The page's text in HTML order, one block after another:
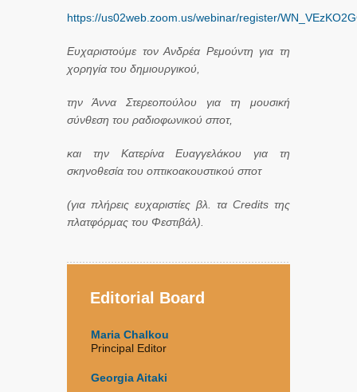
https://us02web.zoom.us/webinar/register/
Ευχαριστούμε τον Ανδρέα Ρεμούντη για τη
χορηγία του δημιουργικού,
την Άννα Στερεοπούλου για τη μουσική
σύνθεση του ραδιοφωνικού σποτ,
και την Κατερίνα Ευαγγελάκου για τη
σκηνοθεσία του οπτικοακουστικού σποτ
(για πλήρεις ευχαριστίες βλ. τα Credits της
πλατφόρμας του Φεστιβάλ).
Editorial Board
Maria Chalkou
Principal Editor
Georgia Aitaki